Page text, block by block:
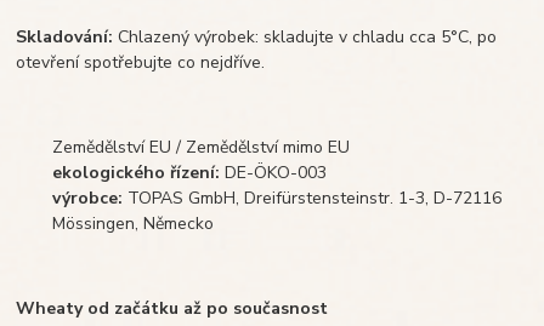
Skladování:Chlazený výrobek: skladujte v chladu cca 5°C, po
otevření spotřebujte co nejdříve.
Zemědělství EU / Zemědělství mimo EU
ekologického řízení: DE-ÖKO-003
výrobce: TOPAS GmbH, Dreifürstensteinstr. 1-3, D-72116
Mössingen, Německo
Wheaty od začátku až po současnost